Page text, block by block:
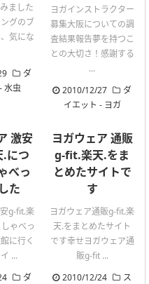
ました
グのブ
気にな
ダ
-水虫
ヨガインストラクター
募集大阪についての調
査結果報告夢を持つこ
との大切さ！感謝する
...
2010/12/27
ダ
イエット - ヨガ
激安
につ
べっ
た
g-fit.楽
ゃべっ
に行く
...
ダ
ヨガウェア 通販
g-fit.楽天.をま
とめたサイトで
す
ヨガウェア通販g-fit.楽
天.をまとめたサイト
です幸せヨガウェア通
販g-fit ...
2010/12/24
ス